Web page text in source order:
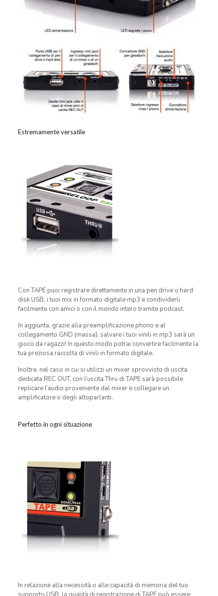
Estremamente versatile
Con TAPE puoi registrare direttamente in una pen drive o hard
disk USB, i tuoi mix in formato digitale mp3 e condividerli
facilmente con amici o con il mondo intero tramite podcast.
In aggiunta, grazie alla preamplificazione phono e al
collegamento GND (massa), salvare i tuoi vinili in mp3 sarà un
gioco da ragazzi! In questo modo potrai convertire facilmente la
tua preziosa raccolta di vinili in formato digitale.
Inoltre, nel caso in cui si utilizzi un mixer sprovvisto di uscita
dedicata REC OUT, con l’uscita Thru di TAPE sarà possibile
replicare l’audio proveniente dal mixer e collegare un
amplificatore o degli altoparlanti.
Perfetto in ogni situazione
In relazione alla necessità o alle capacità di memoria del tuo